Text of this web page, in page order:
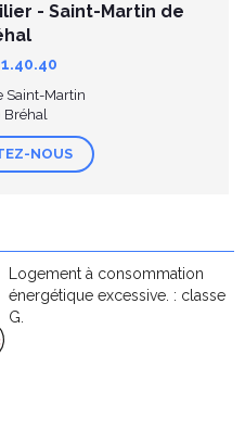
- Saint-Martin de
Saint-Martin
Bréhal
NOUS
Logement à consommation
énergétique excessive. : classe
G.